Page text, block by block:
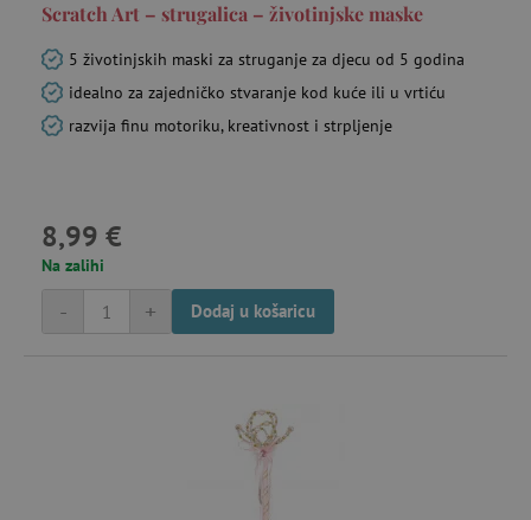
Scratch Art – strugalica – životinjske maske
5 životinjskih maski za struganje za djecu od 5 godina
idealno za zajedničko stvaranje kod kuće ili u vrtiću
razvija finu motoriku, kreativnost i strpljenje
8,99 €
Na zalihi
+
- Dodaj u košaricu